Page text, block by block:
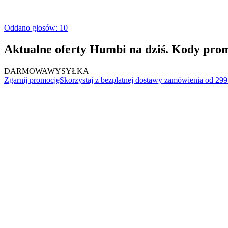
Oddano głosów: 10
Aktualne oferty Humbi na dziś. Kody
DARMOWAWYSYŁKA
Zgarnij promocjęSkorzystaj z bezpłatnej dostawy zamówienia od 299